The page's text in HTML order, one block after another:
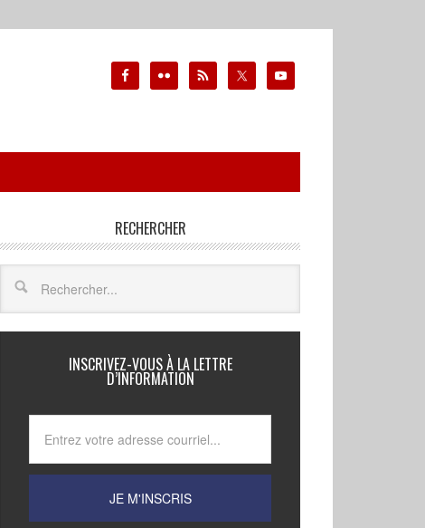
RECHERCHER
INSCRIVEZ-VOUS À LA LETTRE
D’INFORMATION